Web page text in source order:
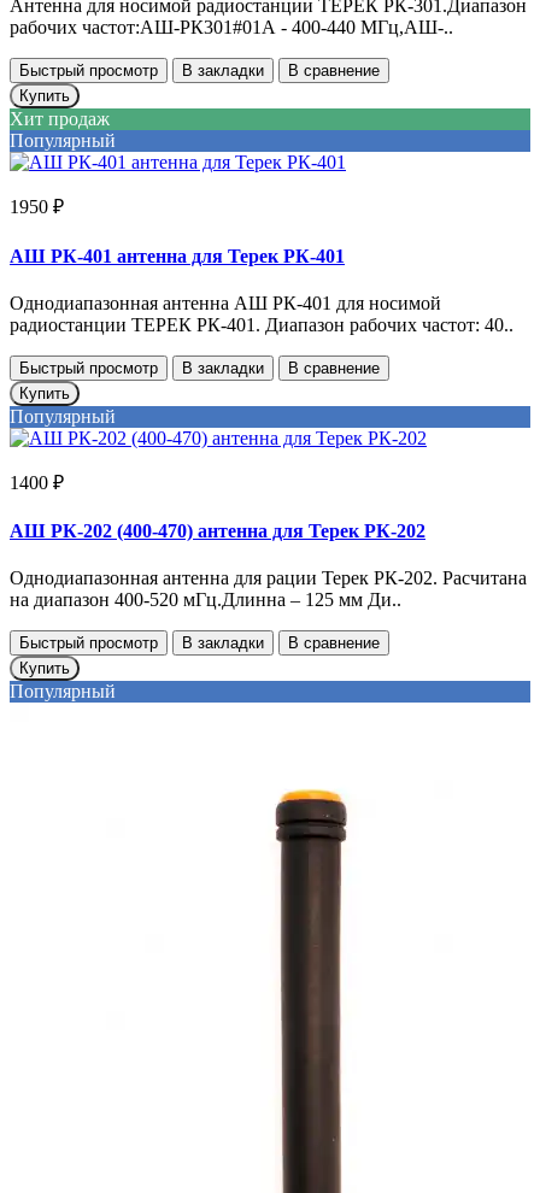
Антенна для носимой радиостанции ТЕРЕК РК-301.Диапазон
рабочих частот:АШ-РК301#01А - 400-440 МГц,АШ-..
Быстрый просмотр В закладки
В сравнение
Купить
Хит продаж
Популярный
1950 ₽
АШ РК-401 антенна для Терек РК-401
Однодиапазонная антенна АШ РК-401 для носимой
радиостанции ТЕРЕК РК-401. Диапазон рабочих частот: 40..
Быстрый просмотр В закладки
В сравнение
Купить
Популярный
1400 ₽
АШ РК-202 (400-470) антенна для Терек РК-202
Однодиапазонная антенна для рации Терек РК-202. Расчитана
на диапазон 400-520 мГц.Длинна – 125 мм Ди..
Быстрый просмотр В закладки
В сравнение
Купить
Популярный